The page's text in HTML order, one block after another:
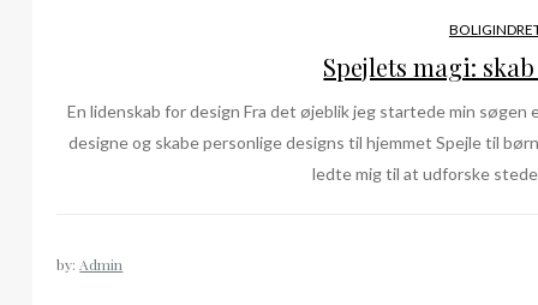
Spejlets magi:
En lidenskab for design Fra det øjeblik jeg startede min
designe og skabe personlige designs til hjemmet Spejle til
ledte mig til at udforske
by: Admin